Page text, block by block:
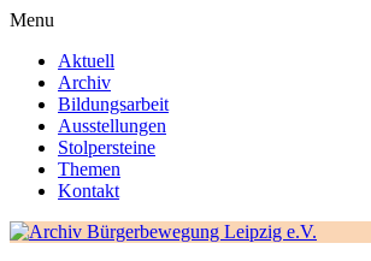
Menu
Aktuell
Archiv
Bildungsarbeit
Ausstellungen
Stolpersteine
Themen
Kontakt